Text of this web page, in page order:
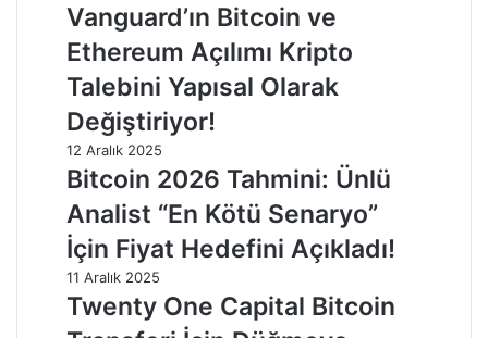
Vanguard’ın Bitcoin ve
Ethereum Açılımı Kripto
Talebini Yapısal Olarak
Değiştiriyor!
12 Aralık 2025
Bitcoin 2026 Tahmini: Ünlü
Analist “En Kötü Senaryo”
İçin Fiyat Hedefini Açıkladı!
11 Aralık 2025
Twenty One Capital Bitcoin